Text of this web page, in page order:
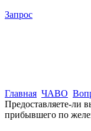
Запрос
Главная ЧАВО
Предоставляете-ли
прибывшего по